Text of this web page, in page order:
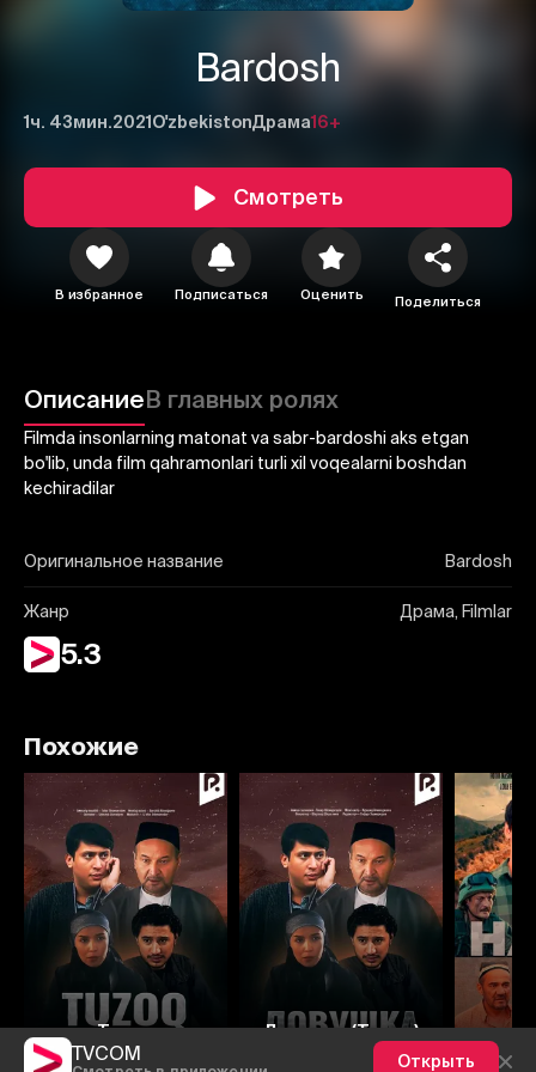
TVCOM Открыть
Bardosh
1ч. 43мин.2021O'zbekistonДрама16+
Смотреть
В избранное Подписаться Оценить Поделиться
ОписаниеВ главных ролях
Filmda insonlarning matonat va sabr-bardoshi aks etgan
bo'lib, unda film qahramonlari turli xil voqealarni boshdan
kechiradilar
Оригинальное название Bardosh
Жанр Драма, Filmlar
5.3
2
Похожие
Tuzoq Ловушка (Tuzoq)
Авторизоваться